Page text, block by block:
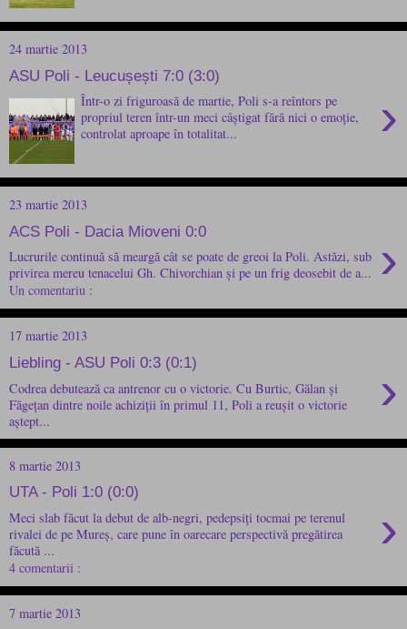
24 martie 2013
ASU Poli - Leucușești 7:0 (3:0)
›
Într-o zi friguroasă de martie, Poli s-a reîntors pe
propriul teren într-un meci câștigat fără nici o emoție,
controlat aproape în totalitat...
23 martie 2013
ACS Poli - Dacia Mioveni 0:0 ›
Lucrurile continuă să meargă cât se poate de greoi la Poli. Astăzi, sub
privirea mereu tenacelui Gh. Chivorchian și pe un frig deosebit de a...
Un comentariu :
17 martie 2013
Liebling - ASU Poli 0:3 (0:1) ›
Codrea debutează ca antrenor cu o victorie. Cu Burtic, Gălan și
Făgețan dintre noile achiziții în primul 11, Poli a reușit o victorie
aștept...
8 martie 2013
UTA - Poli 1:0 (0:0)
›
Meci slab făcut la debut de alb-negri, pedepsiți tocmai pe terenul
rivalei de pe Mureș, care pune în oarecare perspectivă pregătirea
făcută ...
4 comentarii :
7 martie 2013